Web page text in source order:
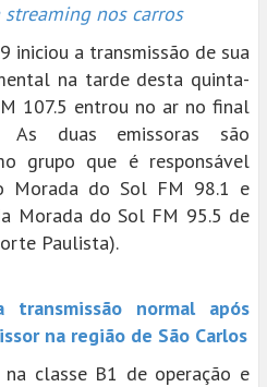
nos carros
iniciou a transmissão de sua
na tarde desta quinta-
107.5 entrou no ar no final
duas emissoras são
grupo que é responsável
Morada do Sol FM 98.1 e
Morada do Sol FM 95.5 de
Paulista).
normal após
na região de São Carlos
classe B1 de operação e